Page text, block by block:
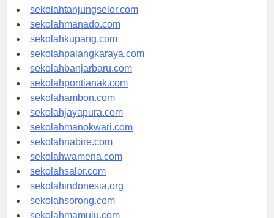
sekolahgorontalo.com
sekolahtanjungselor.com
sekolahmanado.com
sekolahkupang.com
sekolahpalangkaraya.com
sekolahbanjarbaru.com
sekolahpontianak.com
sekolahambon.com
sekolahjayapura.com
sekolahmanokwari.com
sekolahnabire.com
sekolahwamena.com
sekolahsalor.com
sekolahindonesia.org
sekolahsorong.com